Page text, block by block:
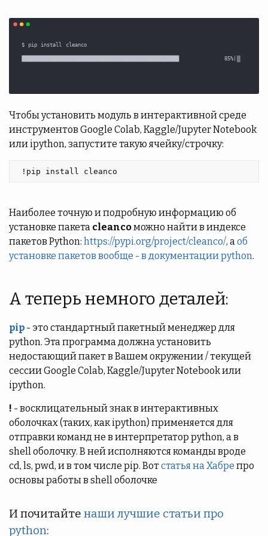
Чтобы установить модуль в интерактивной среде
инструментов Google Colab, Kaggle/Jupyter Notebook
или ipython, запустите такую ячейку/строчку:
!pip install cleanco
Наиболее точную и подробную информацию об
установке пакета cleancoможно найти в индексе
пакетов Python: https://pypi.org/project/cleanco/, аоб
установке пакетов вообще - в документации python.
А теперь немного деталей:
pip - это стандартный пакетный менеджер для
python. Эта программа должна установить
недостающий пакет в Вашем окружении / текущей
сессии Google Colab, Kaggle/Jupyter Notebook или
ipython.
! - восклицательный знак в интерактивных
оболочках (таких, как ipython) применяется для
отправки команд не в интерпретатор python, а в
shell оболочку. В ней исполняются команды вроде
cd, ls, pwd, и в том числе pip. Вотстатья на Хабре про
основы работы в shell оболочке
И почитайте наши лучшие статьи про
python: